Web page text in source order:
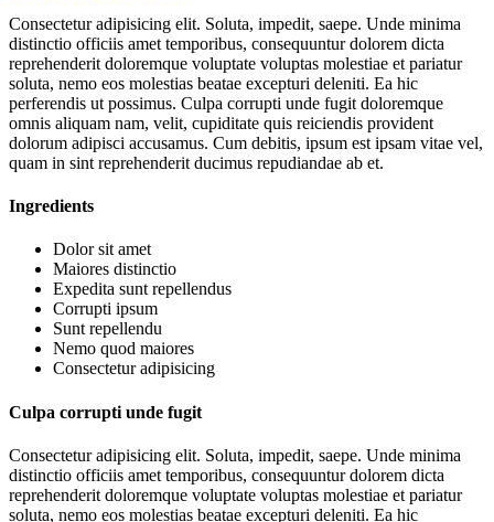
Consectetur adipisicing elit. Soluta, impedit, saepe. Unde minima
distinctio officiis amet temporibus, consequuntur dolorem dicta
reprehenderit doloremque voluptate voluptas molestiae et pariatur
soluta, nemo eos molestias beatae excepturi deleniti. Ea hic
perferendis ut possimus. Culpa corrupti unde fugit doloremque
omnis aliquam nam, velit, cupiditate quis reiciendis provident
dolorum adipisci accusamus. Cum debitis, ipsum est ipsam vitae vel,
quam in sint reprehenderit ducimus repudiandae ab et.
Ingredients
Dolor sit amet
Maiores distinctio
Expedita sunt repellendus
Corrupti ipsum
Sunt repellendu
Nemo quod maiores
Consectetur adipisicing
Culpa corrupti unde fugit
Consectetur adipisicing elit. Soluta, impedit, saepe. Unde minima
distinctio officiis amet temporibus, consequuntur dolorem dicta
reprehenderit doloremque voluptate voluptas molestiae et pariatur
soluta, nemo eos molestias beatae excepturi deleniti. Ea hic